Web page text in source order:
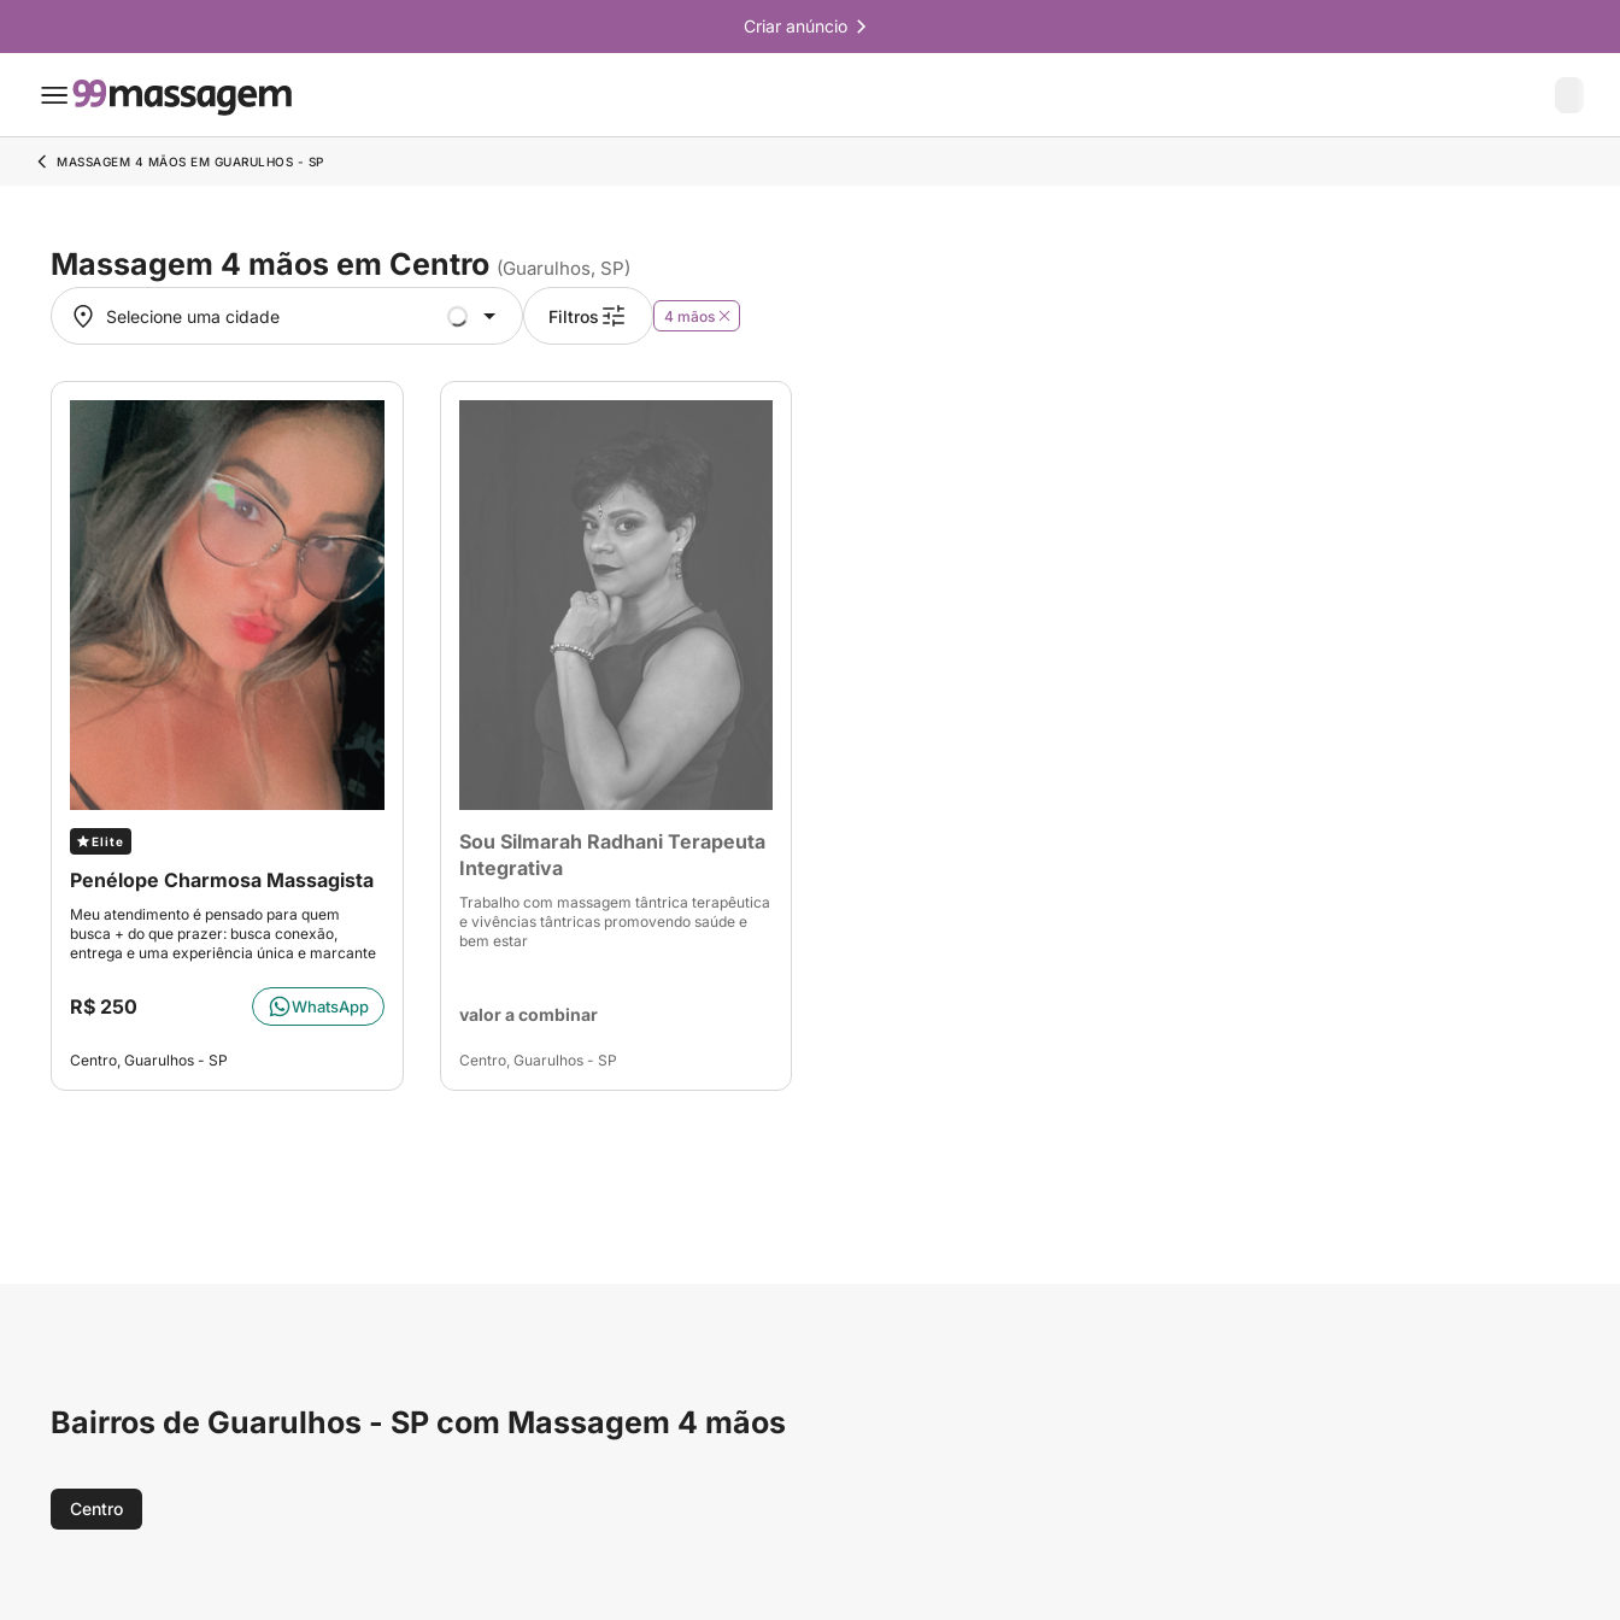
Criar anúncio
MASSAGEM 4 MÃOS EM GUARULHOS - SP
Massagem 4 mãos em Centro (Guarulhos, SP)
Selecione uma cidade
Selecione uma cidade Filtros 4 mãos
Elite
Penélope Charmosa Massagista
Meu atendimento é pensado para quem
busca + do que prazer: busca conexão,
entrega e uma experiência única e marcante
R$ 250 WhatsApp
Centro, Guarulhos - SP
Sou Silmarah Radhani Terapeuta
Integrativa
Trabalho com massagem tântrica terapêutica
e vivências tântricas promovendo saúde e
bem estar
valor a combinar
Centro, Guarulhos - SP
Bairros de Guarulhos - SP com Massagem 4 mãos
Centro